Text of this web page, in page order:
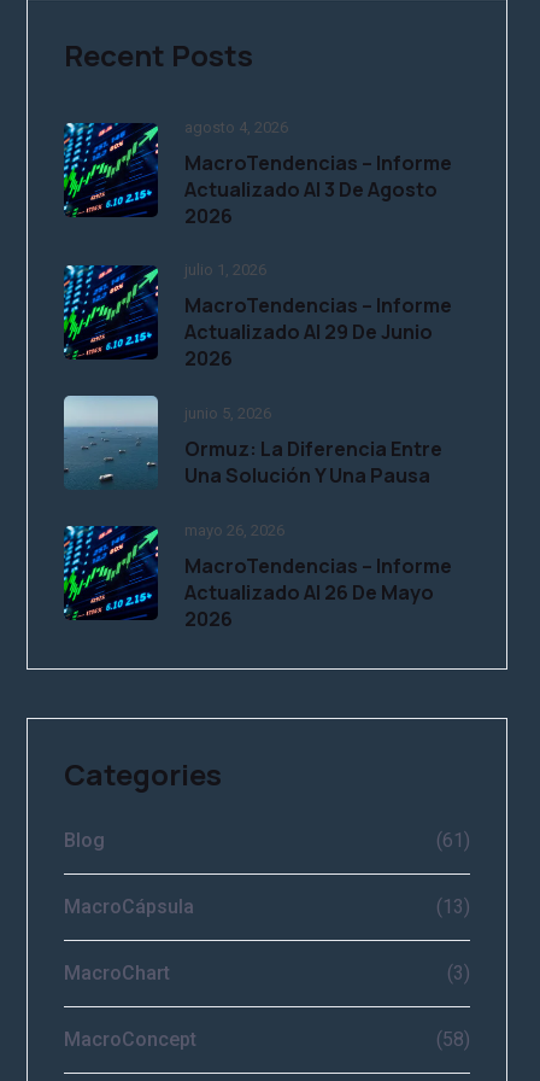
Recent Posts
agosto 4, 2026
MacroTendencias – Informe
Actualizado Al 3 De Agosto
2026
julio 1, 2026
MacroTendencias – Informe
Actualizado Al 29 De Junio
2026
junio 5, 2026
Ormuz: La Diferencia Entre
Una Solución Y Una Pausa
mayo 26, 2026
MacroTendencias – Informe
Actualizado Al 26 De Mayo
2026
Categories
Blog (61)
MacroCápsula (13)
MacroChart (3)
MacroConcept (58)